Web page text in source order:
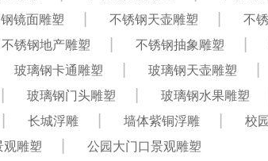
镜面雕塑 不锈钢天壶雕塑 不
不锈钢地产雕塑 不锈钢抽象雕塑
玻璃钢卡通雕塑 玻璃钢天壶雕塑
玻璃钢门头雕塑 玻璃钢水果雕塑
长城浮雕 墙体紫铜浮雕 校
观雕塑 公园大门口景观雕塑